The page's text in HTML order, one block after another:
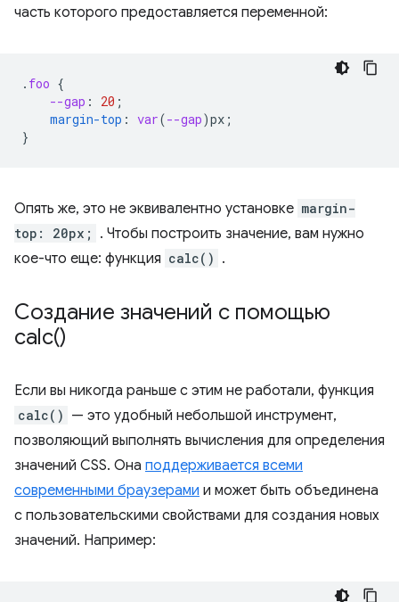
часть которого предоставляется переменной:
. foo {
--gap : 20 ;
margin-top : var(--gap)px ;
}
Опять же, это не эквивалентно установке margin-
top: 20px;
. Чтобы построить значение, вам нужно
кое-что еще: функция calc() .
Создание значений с помощью
calc()
Если вы никогда раньше с этим не работали, функция
calc() — это удобный небольшой инструмент,
позволяющий выполнять вычисления для определения
значений CSS. Она поддерживается всеми
современными браузерами и может быть объединена
с пользовательскими свойствами для создания новых
значений. Например: